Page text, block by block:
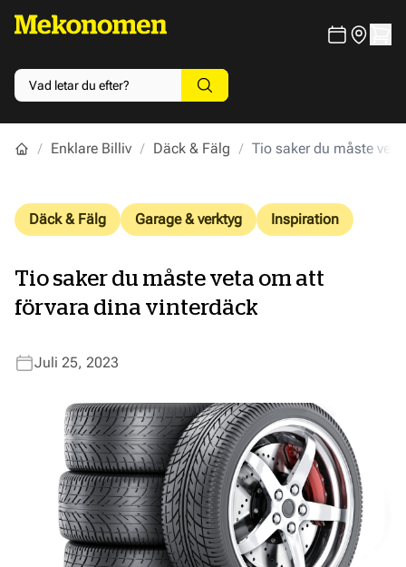
Enklare Billiv Däck & Fälg Tio saker du måste
Däck & Fälg Garage & verktyg Inspiration
Tio saker du måste veta om att
förvara dina vinterdäck
Juli 25, 2023